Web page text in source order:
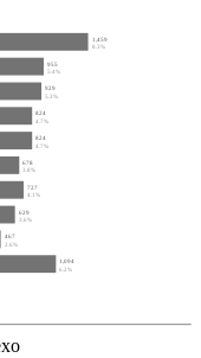
1,459
8.3%
955
5.4%
929
5.3%
824
4.7%
824
4.7%
678
3.8%
727
4.1%
629
3.6%
467
2.6%
1,094
6.2%